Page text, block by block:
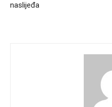
naslijeđa